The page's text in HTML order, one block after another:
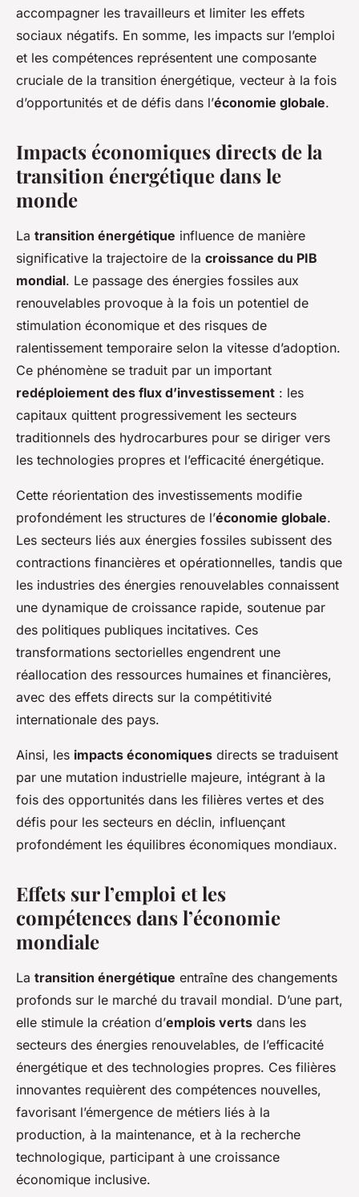
accompagner les travailleurs et limiter les effets
sociaux négatifs. En somme, les impacts sur l’emploi
et les compétences représentent une composante
cruciale de la transition énergétique, vecteur à la fois
d’opportunités et de défis dans l’économie globale.
Impacts économiques directs de la
transition énergétique dans le
monde
La transition énergétique influence de manière
significative la trajectoire de la croissance du PIB
mondial. Le passage des énergies fossiles aux
renouvelables provoque à la fois un potentiel de
stimulation économique et des risques de
ralentissement temporaire selon la vitesse d’adoption.
Ce phénomène se traduit par un important
redéploiement des flux d’investissement : les
capitaux quittent progressivement les secteurs
traditionnels des hydrocarbures pour se diriger vers
les technologies propres et l’efficacité énergétique.
Cette réorientation des investissements modifie
profondément les structures de l’économie globale.
Les secteurs liés aux énergies fossiles subissent des
contractions financières et opérationnelles, tandis que
les industries des énergies renouvelables connaissent
une dynamique de croissance rapide, soutenue par
des politiques publiques incitatives. Ces
transformations sectorielles engendrent une
réallocation des ressources humaines et financières,
avec des effets directs sur la compétitivité
internationale des pays.
Ainsi, les impacts économiques directs se traduisent
par une mutation industrielle majeure, intégrant à la
fois des opportunités dans les filières vertes et des
défis pour les secteurs en déclin, influençant
profondément les équilibres économiques mondiaux.
Effets sur l’emploi et les
compétences dans l’économie
mondiale
La transition énergétique entraîne des changements
profonds sur le marché du travail mondial. D’une part,
elle stimule la création d’emplois verts dans les
secteurs des énergies renouvelables, de l’efficacité
énergétique et des technologies propres. Ces filières
innovantes requièrent des compétences nouvelles,
favorisant l’émergence de métiers liés à la
production, à la maintenance, et à la recherche
technologique, participant à une croissance
économique inclusive.